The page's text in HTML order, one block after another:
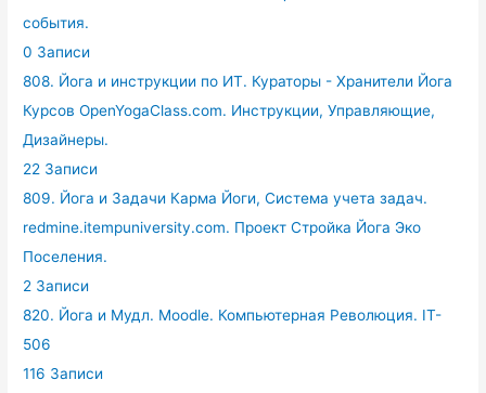
события.
0 Записи
808. Йога и инструкции по ИТ. Кураторы - Хранители Йога
Курсов OpenYogaClass.com. Инструкции, Управляющие,
Дизайнеры.
22 Записи
809. Йога и Задачи Карма Йоги, Система учета задач.
redmine.itempuniversity.com. Проект Стройка Йога Эко
Поселения.
2 Записи
820. Йога и Мудл. Moodle. Компьютерная Революция. IT-
506
116 Записи